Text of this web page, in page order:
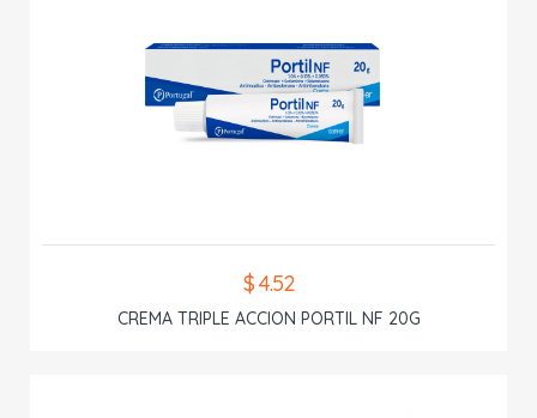
$ 4.52
CREMA TRIPLE ACCION PORTIL NF 20G